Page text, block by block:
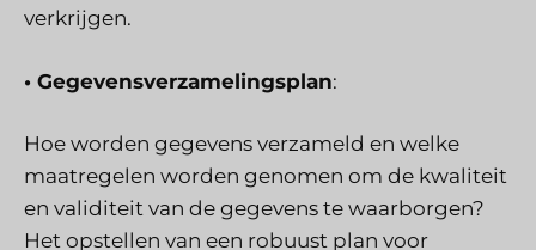
verkrijgen.
• Gegevensverzamelingsplan:
Hoe worden gegevens verzameld en welke
maatregelen worden genomen om de kwaliteit
en validiteit van de gegevens te waarborgen?
Het opstellen van een robuust plan voor